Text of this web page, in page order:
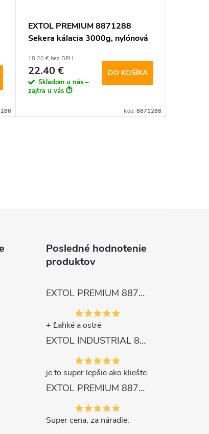
EXTOL PREMIUM 8871288
Sekera kálacia 3000g, nylónová
18.20 € bez DPH
22.40 €
Skladom u nás –
zajtra u vás ⏱️
DO KOŠÍKA
Kód: 8871288
Posledné hodnotenie
produktov
EXTOL PREMIUM 8872105 Nožnice záhradnícke dlhé úzke, 200mm, max. prestrih Ø6mm
+ Ľahké a ostré
EXTOL INDUSTRIAL 8791861 Viazač armatúr aku Share20V, bez aku, drôt 0,8mm, oko 8-34mm, bezuhlíkový motor
je to super lepšie ako kliešte.
EXTOL PREMIUM 8871287 Sekera štiepacia 3500g, nylónová násada 910mm
Super cena, za náradie.